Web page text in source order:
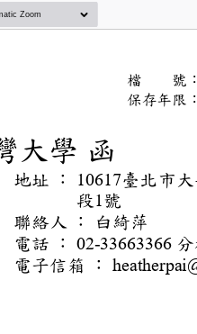
臺灣大
學
檔
保存
函
地址
： 10617
臺
段1號
聯絡人
：
白綺萍
電話
： 02-
電子信箱
：